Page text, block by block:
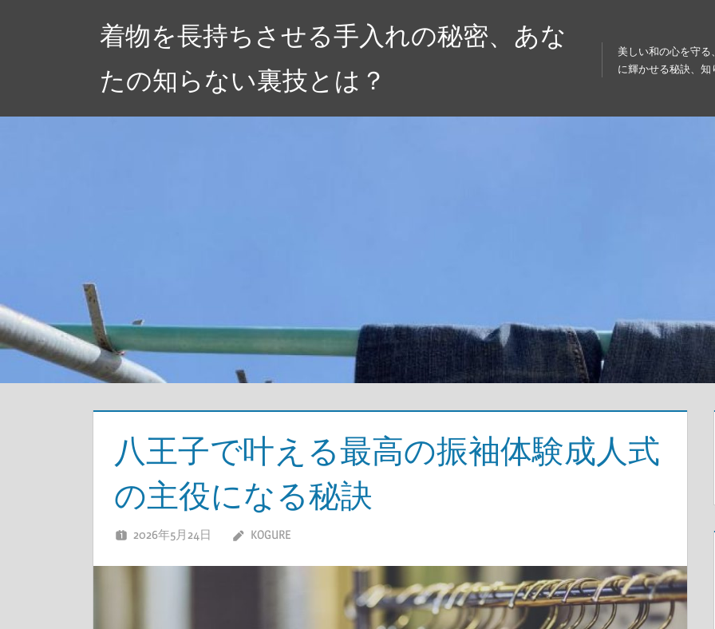
着物を長持ちさせる手入れの秘密、あな
たの知らない裏技とは？
美しい和の心を守
に輝かせる秘訣、知
八王子で叶える最高の振袖体験成人式
の主役になる秘訣
2026年5月24日 KOGURE